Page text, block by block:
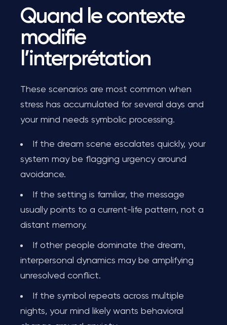
Quand le contexte
modifie
l’interprétation
These scenarios are most common when
stress has accumulated for several days and
your mind needs symbolic processing.
If the dream scene escalates quickly, your
system may be flagging urgency around
avoidance.
If the setting is familiar, the message
usually points to a current-life pattern, not a
distant memory.
If other people dominate the dream,
interpersonal dynamics may be amplifying
unresolved conflict.
If the symbol repeats across multiple
nights, your mind likely wants behavioral